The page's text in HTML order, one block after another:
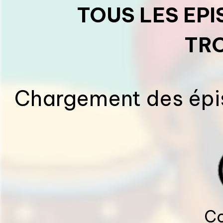
TOUS LES
Chargement des